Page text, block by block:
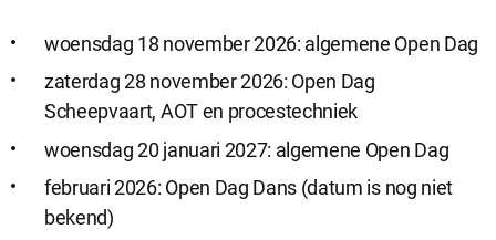
woensdag 18 november 2026: algemene Open Dag
zaterdag 28 november 2026: Open Dag
Scheepvaart, AOT en procestechniek
woensdag 20 januari 2027: algemene Open Dag
februari 2026: Open Dag Dans (datum is nog niet
bekend)